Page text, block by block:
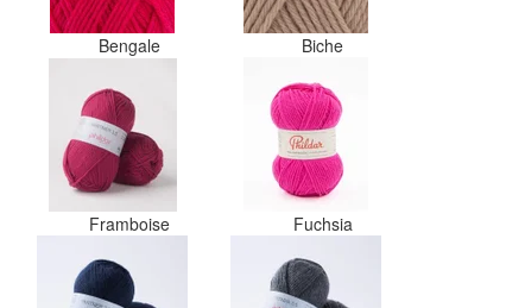
Bengale Biche
Framboise Fuchsia